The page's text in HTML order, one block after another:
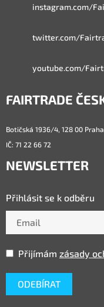
instagram.com/
twitter.com/
youtube.com/
FAIRTRADE
Botičská 1936/4, 128 00
IČ: 71 22 66 72
NEWSLETTER
Přihlásit se k odběru
Přijímám zásady